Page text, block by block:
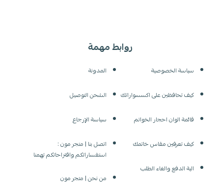
روابط مهمة
سياسة الخصوصية
كيف تحافظين على اكسسواراتك
قائمة الوان احجار الخواتم
كيف تعرفين مقاس خاتمك
الية الدفع والغاء الطلب
المدونة
الشحن التوصيل
سياسة الإرجاع
اتصل بنا | متجر مون :
استفساراتكم واقتراحاتكم تهمنا
من نحن | متجر مون